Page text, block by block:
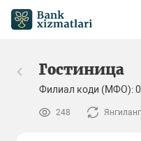
Гостиница
Филиал коди (МФО):
248